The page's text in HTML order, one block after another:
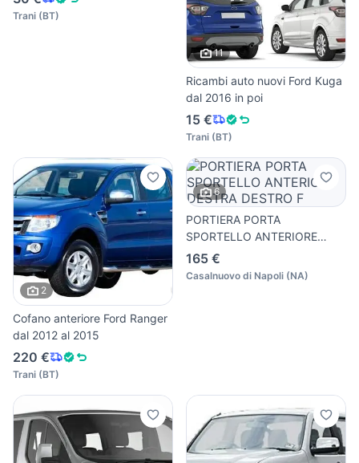
Trani (BT)
11
Ricambi auto nuovi Ford Kuga
dal 2016 in poi
15 €
Trani (BT)
2
Cofano anteriore Ford Ranger
dal 2012 al 2015
220 €
Trani (BT)
6
PORTIERA PORTA
SPORTELLO ANTERIORE
DESTRA DESTRO F
165 €
Casalnuovo di Napoli (NA)